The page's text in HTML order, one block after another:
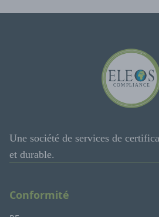
Une société de services de
et durable.
Conformité